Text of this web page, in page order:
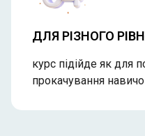
ДЛЯ РІЗНОГО
курс підійде як для
прокачування